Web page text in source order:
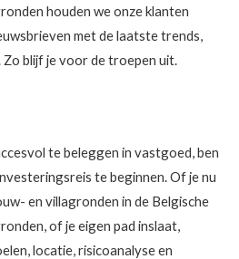
houden we onze klanten
met de laatste trends,
Zo blijf je voor de troepen uit.
te beleggen in vastgoed, ben
te beginnen. Of je nu
en villagronden in de Belgische
of je eigen pad inslaat,
locatie, risicoanalyse en